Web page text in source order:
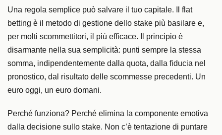
Una regola semplice può salvare il tuo capitale. Il flat
betting è il metodo di gestione dello stake più basilare e,
per molti scommettitori, il più efficace. Il principio è
disarmante nella sua semplicità: punti sempre la stessa
somma, indipendentemente dalla quota, dalla fiducia nel
pronostico, dal risultato delle scommesse precedenti. Un
euro oggi, un euro domani.
Perché funziona? Perché elimina la componente emotiva
dalla decisione sullo stake. Non c’è tentazione di puntare